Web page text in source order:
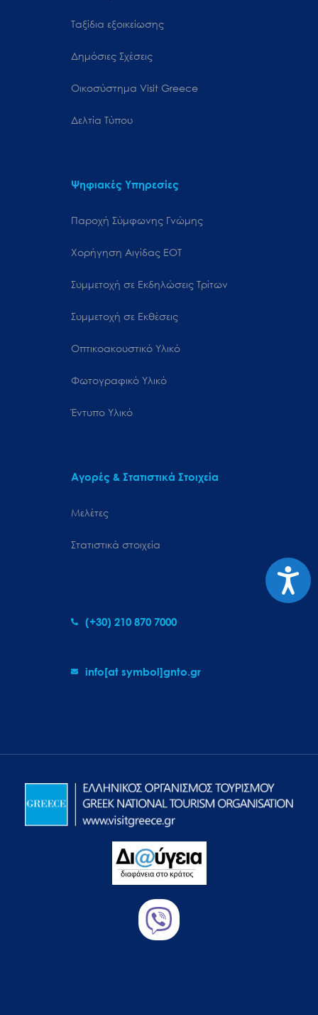
Ταξίδια εξοικείωσης
Δημόσιες Σχέσεις
Oικοσύστημα Visit Greece
Δελτία Τύπου
Ψηφιακές Υπηρεσίες
Παροχή Σύμφωνης Γνώμης
Χορήγηση Αιγίδας ΕΟΤ
Συμμετοχή σε Εκδηλώσεις Τρίτων
Συμμετοχή σε Εκθέσεις
Οπτικοακουστικό Υλικό
Φωτογραφικό Υλικό
Έντυπο Υλικό
Αγορές & Στατιστικά Στοιχεία
Μελέτες
Στατιστικά στοιχεία
(+30) 210 870 7000
info[at symbol]gnto.gr